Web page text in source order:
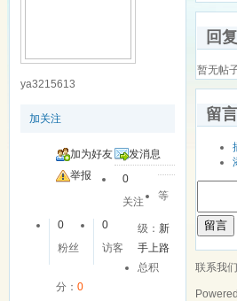
ya3215613
加关注
加为好友
发消息
举报
0
关注
0
粉丝
0
访客
等
级：新
手上路
总积
分： 0
回
暂无帖
留
留言
联系我们